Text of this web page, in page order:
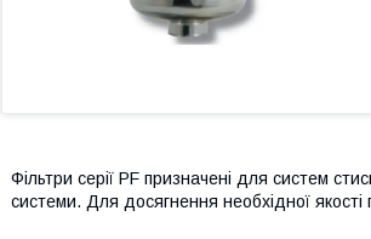
Фільтри серії PF призначені для систем
системи. Для досягнення необхідної якості